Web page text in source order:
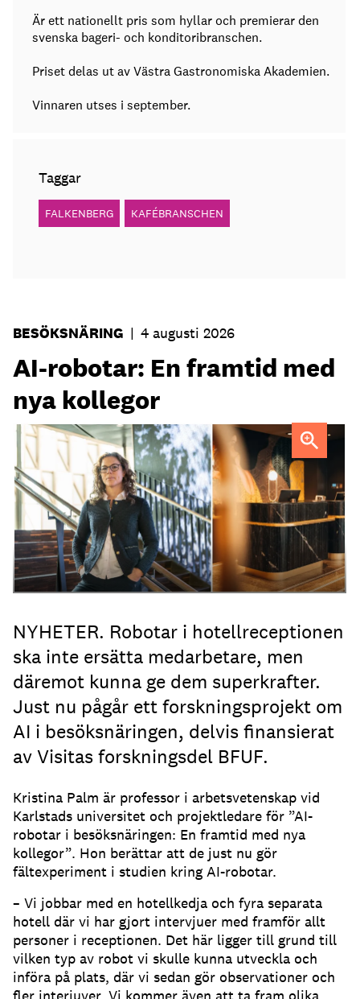
Är ett nationellt pris som hyllar och premierar den
svenska bageri- och konditoribranschen.
Priset delas ut av Västra Gastronomiska Akademien.
Vinnaren utses i september.
Taggar
FALKENBERG KAFÉBRANSCHEN
BESÖKSNÄRING | 4 augusti 2026
AI-robotar: En framtid med
nya kollegor
Professor Kristina Palm FOTO: Theresia Viska FOTO:
Dylan Calluy / Unsplash
NYHETER. Robotar i hotellreceptionen
ska inte ersätta medarbetare, men
däremot kunna ge dem superkrafter.
Just nu pågår ett forskningsprojekt om
AI i besöksnäringen, delvis finansierat
av Visitas forskningsdel BFUF.
Kristina Palm är professor i arbetsvetenskap vid
Karlstads universitet och projektledare för ”AI-
robotar i besöksnäringen: En framtid med nya
kollegor”. Hon berättar att de just nu gör
fältexperiment i studien kring AI-robotar.
– Vi jobbar med en hotellkedja och fyra separata
hotell där vi har gjort intervjuer med framför allt
personer i receptionen. Det här ligger till grund till
vilken typ av robot vi skulle kunna utveckla och
införa på plats, där vi sedan gör observationer och